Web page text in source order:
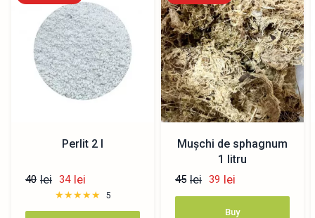
Perlit 2 l
40 lei 34 lei
5
Muşchi de sphagnum
1 litru
45 lei 39 lei
Buy